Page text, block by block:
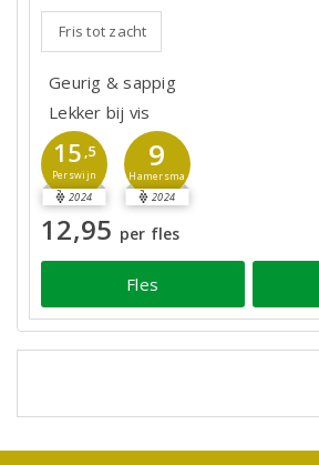
Fris tot zacht
Geurig & sappig
Lekker bij vis
15 ,5
Perswijn
2024
9
Hamersma
2024
12,95 per fles
Fles